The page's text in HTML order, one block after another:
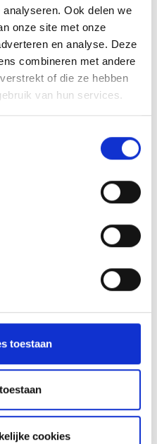
Ook delen we
onze site met onze
en analyse. Deze
combineren met andere
of die ze hebben
van hun services.
toestaan
cookies
MEER INFORMATIE